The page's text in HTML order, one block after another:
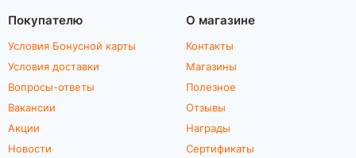
Покупателю
Условия Бонусной карты
Условия доставки
Вопросы-ответы
Вакансии
Акции
Новости
О магазине
Контакты
Магазины
Полезное
Отзывы
Награды
Сертификаты